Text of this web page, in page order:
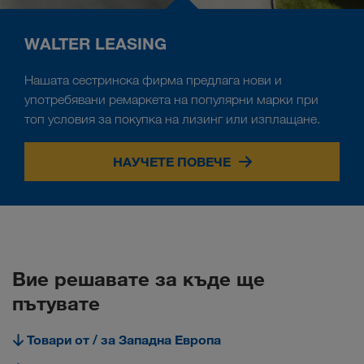
WALTER LEASING
Нашата сестринска фирма предлага нови и
употребявани ремаркета на популярни марки при
топ условия за покупка на лизинг или изплащане.
НАУЧЕТЕ ПОВЕЧЕ
Вие решавате за къде ще
пътувате
Товари от / за Западна Европа